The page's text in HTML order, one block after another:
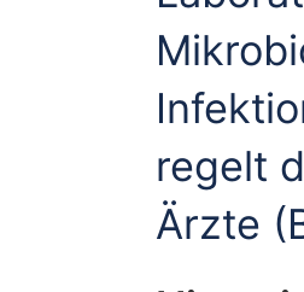
regelt
Ärzte